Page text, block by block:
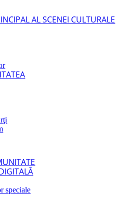
AL SCENEI CULTURALE
speciale